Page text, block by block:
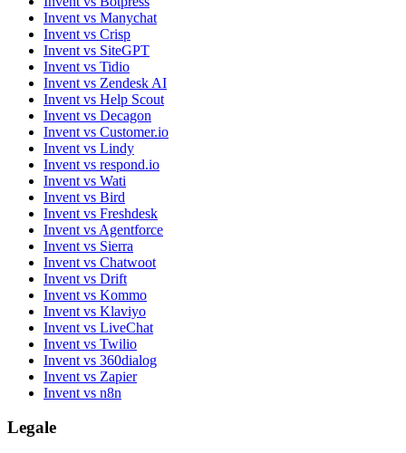
Invent vs Manychat
Invent vs Crisp
Invent vs SiteGPT
Invent vs Tidio
Invent vs Zendesk AI
Invent vs Help Scout
Invent vs Decagon
Invent vs Customer.io
Invent vs Lindy
Invent vs respond.io
Invent vs Wati
Invent vs Bird
Invent vs Freshdesk
Invent vs Agentforce
Invent vs Sierra
Invent vs Chatwoot
Invent vs Drift
Invent vs Kommo
Invent vs Klaviyo
Invent vs LiveChat
Invent vs Twilio
Invent vs 360dialog
Invent vs Zapier
Invent vs n8n
Legale